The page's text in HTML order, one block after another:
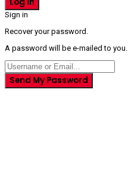
Sign in
Recover your password.
A password will be e-mailed to you.